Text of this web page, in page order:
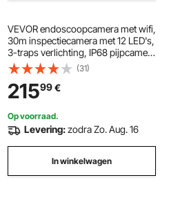
VEVOR endoscoopcamera met wifi,
30m inspectiecamera met 12 LED's,
3-traps verlichting, IP68 pijpcamera
met 4500mAh batterij en
metermarkering, 1080p HD
rioolcamera met 120° lens voor
rioolinspectie
(31)
21599€
Op voorraad.
Levering:zodra Zo. Aug. 16
In winkelwagen